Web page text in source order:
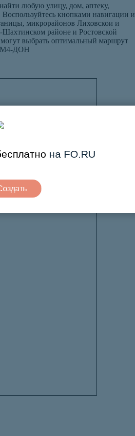
любую улицу, дом, аптеку,
кнопками навигации и
микрорайонов Лиховскои и
районе и Ростовской
выбрать оптимальный маршрут
М4-ДОН
на FO.RU